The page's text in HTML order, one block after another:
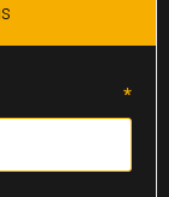
*